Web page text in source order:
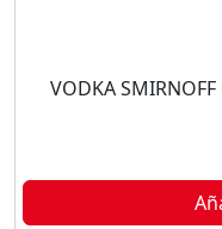
VODKA SMIRNOFF